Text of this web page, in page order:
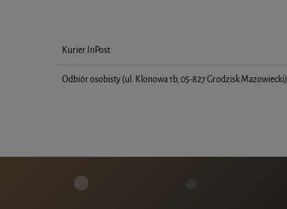
Kurier InPost
Odbiór osobisty(ul. Klonowa 1b, 05-827 Grodzisk Mazowiecki)